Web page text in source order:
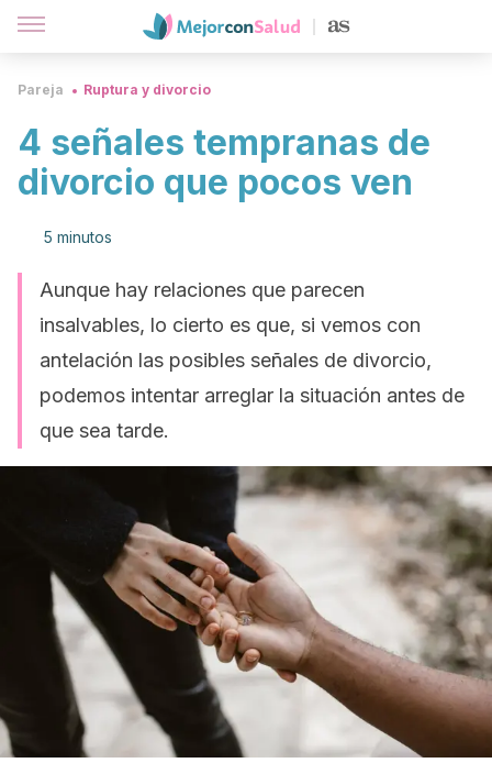
Pareja Ruptura y divorcio
4 señales tempranas de
divorcio que pocos ven
5 minutos
Aunque hay relaciones que parecen
insalvables, lo cierto es que, si vemos con
antelación las posibles señales de divorcio,
podemos intentar arreglar la situación antes de
que sea tarde.